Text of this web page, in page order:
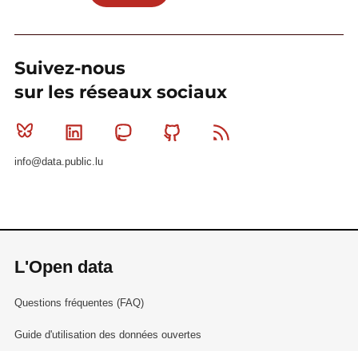
Suivez-nous
sur les réseaux sociaux
Bluesky Linkedin MastodonGithub
info@data.public.lu
L'Open data
Questions fréquentes (FAQ)
Guide d'utilisation des données ouvertes